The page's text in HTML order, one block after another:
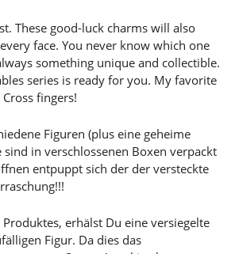
These good-luck charms will also
face. You never know which one
something unique and collectible.
series is ready for you. My favorite
fingers!
Figuren (plus eine geheime
sind in verschlossenen Boxen verpackt
entpuppt sich der der versteckte
erhälst Du eine versiegelte
Figur. Da dies das